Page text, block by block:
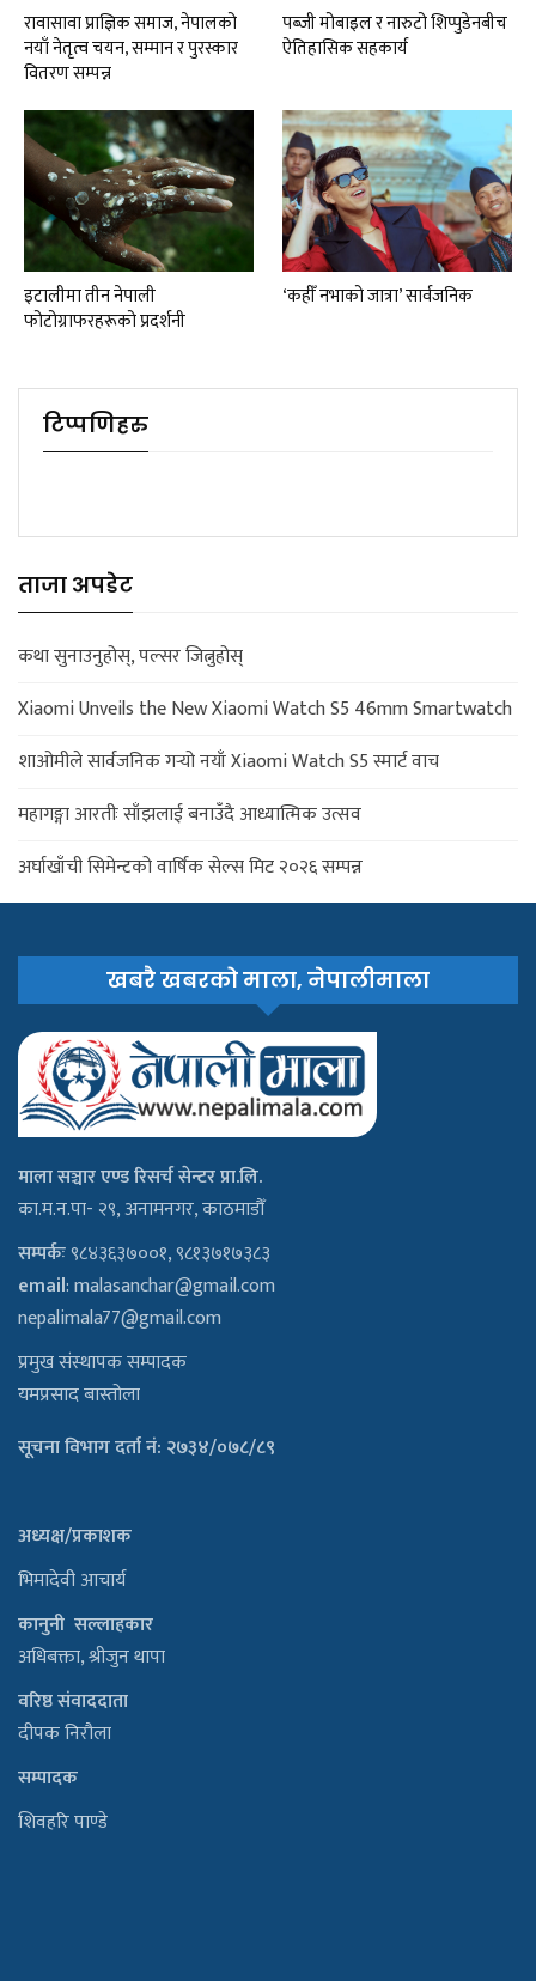
रावासावा प्राज्ञिक समाज, नेपालको
नयाँ नेतृत्व चयन, सम्मान र पुरस्कार
वितरण सम्पन्न
पब्जी मोबाइल र नारुटो शिप्पुडेनबीच
ऐतिहासिक सहकार्य
इटालीमा तीन नेपाली
फोटोग्राफरहरूको प्रदर्शनी
‘कहीँ नभाको जात्रा’ सार्वजनिक
टिप्पणिहरु
ताजा अपडेट
कथा सुनाउनुहोस्, पल्सर जित्नुहोस्
Xiaomi Unveils the New Xiaomi Watch S5 46mm Smartwatch
शाओमीले सार्वजनिक गर्‍यो नयाँ Xiaomi Watch S5 स्मार्ट वाच
महागङ्गा आरतीः साँझलाई बनाउँदै आध्यात्मिक उत्सव
अर्घाखाँची सिमेन्टको वार्षिक सेल्स मिट २०२६ सम्पन्न
खबरै खबरको माला, नेपालीमाला
माला सञ्चार एण्ड रिसर्च सेन्टर प्रा.लि.
का.म.न.पा- २९, अनामनगर, काठमाडौँ
सम्पर्कः९८४३६३७००१, ९८१३७१७३८३
email:malasanchar@gmail.com
nepalimala77@gmail.com
प्रमुख संस्थापक सम्पादक
यमप्रसाद बास्तोला
सूचना विभाग दर्ता नं: २७३४/०७८/८९
अध्यक्ष/प्रकाशक
भिमादेवी आचार्य
कानुनी सल्लाहकार
अधिबक्ता, श्रीजुन थापा
वरिष्ठ संवाददाता
दीपक निरौला
सम्पादक
शिवहरि पाण्डे